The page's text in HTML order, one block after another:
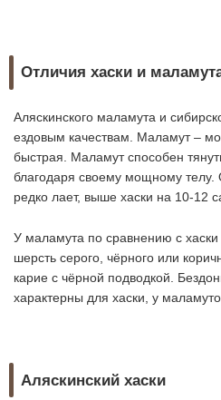
Отличия хаски и
Аляскинского маламута и
ездовым качествам. Маламут –
быстрая. Маламут способен
благодаря своему мощному телу.
редко лает, выше хаски на 10-12
У маламута по сравнению с хаски
шерсть серого, чёрного или
карие с чёрной подводкой.
характерны для хаски, у
Аляскинский хаски